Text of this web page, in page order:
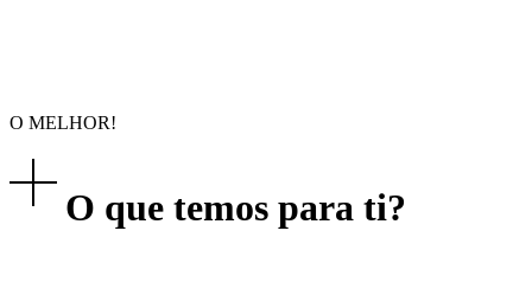
O MELHOR!
O que temos para ti?